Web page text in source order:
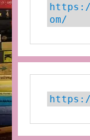
https://
om/